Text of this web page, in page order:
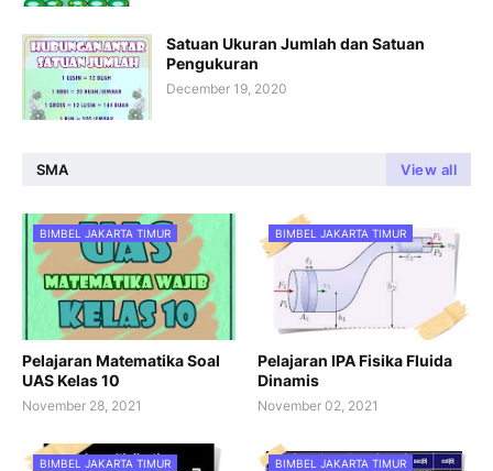
Satuan Ukuran Jumlah dan Satuan
Pengukuran
December 19, 2020
SMA View all
BIMBEL JAKARTA TIMUR
Pelajaran Matematika Soal
UAS Kelas 10
November 28, 2021
BIMBEL JAKARTA TIMUR
Pelajaran IPA Fisika Fluida
Dinamis
November 02, 2021
BIMBEL JAKARTA TIMUR BIMBEL JAKARTA TIMUR